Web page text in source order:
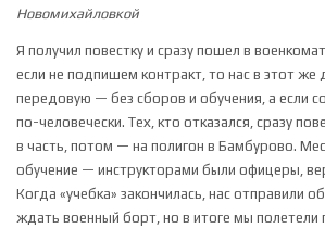
Новомихайловкой
Я получил повестку и сразу пошел в
если не подпишем контракт, то нас в этот же
передовую — без сборов и обучения, а если
по-человечески. Тех, кто отказался, сразу
в часть, потом — на полигон в Бамбурово.
обучение — инструкторами были офицеры,
Когда «учебка» закончилась, нас отправили
ждать военный борт, но в итоге мы полетели